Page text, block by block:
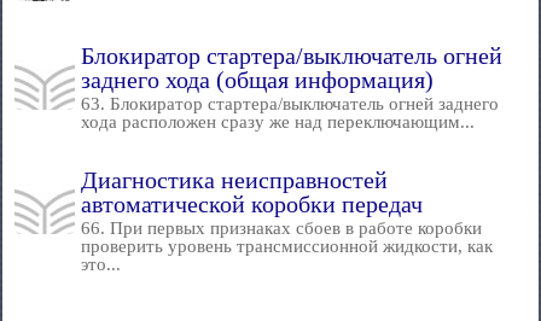
Блокиратор стартера/выключатель огней
заднего хода (общая информация)
63. Блокиратор стартера/выключатель огней заднего
хода расположен сразу же над переключающим...
Диагностика неисправностей
автоматической коробки передач
66. При первых признаках сбоев в работе коробки
проверить уровень трансмиссионной жидкости, как
это...